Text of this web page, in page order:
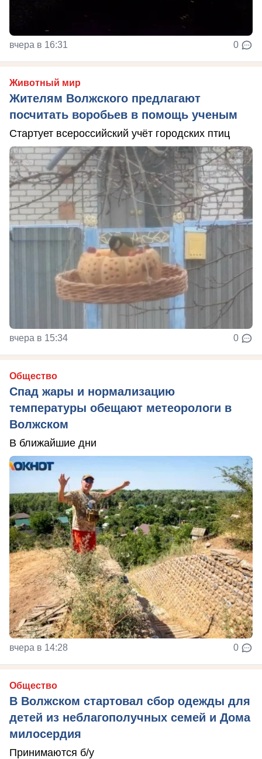
вчера в 16:31 0
Животный мир
Жителям Волжского предлагают
посчитать воробьев в помощь ученым
Стартует всероссийский учёт городских птиц
вчера в 15:34 0
Общество
Спад жары и нормализацию
температуры обещают метеорологи в
Волжском
В ближайшие дни
вчера в 14:28 0
Общество
В Волжском стартовал сбор одежды для
детей из неблагополучных семей и Дома
милосердия
Принимаются б/у